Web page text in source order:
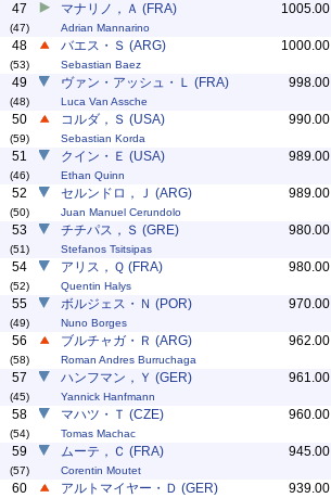
47
(47)
マナリノ，Ａ (FRA)
Adrian Mannarino
1005.00
48
(53)
バエス・Ｓ (ARG)
Sebastian Baez
1000.00
49
(48)
ヴァン・アッシュ・Ｌ (FRA)
Luca Van Assche
998.00
50
(59)
コルダ，Ｓ (USA)
Sebastian Korda
990.00
51
(46)
クイン・Ｅ (USA)
Ethan Quinn
989.00
52
(50)
セルンドロ，Ｊ (ARG)
Juan Manuel Cerundolo
989.00
53
(51)
チチパス，Ｓ (GRE)
Stefanos Tsitsipas
980.00
54
(52)
アリス，Ｑ (FRA)
Quentin Halys
980.00
55
(49)
ボルジェス・Ｎ (POR)
Nuno Borges
970.00
56
(58)
ブルチャガ・Ｒ (ARG)
Roman Andres Burruchaga
962.00
57
(45)
ハンフマン，Ｙ (GER)
Yannick Hanfmann
961.00
58
(54)
マハツ・Ｔ (CZE)
Tomas Machac
960.00
59
(57)
ムーテ，Ｃ (FRA)
Corentin Moutet
945.00
60 アルトマイヤー・Ｄ (GER) 939.00